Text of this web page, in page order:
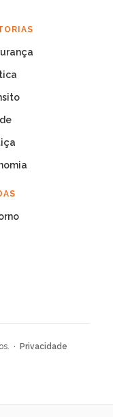
· Privacidade